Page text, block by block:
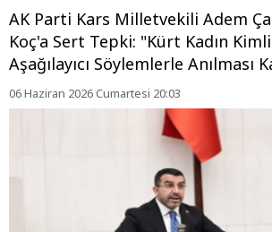
AK Parti Kars Milletvekili Adem
Koç'a Sert Tepki: "Kürt Kadın
Aşağılayıcı Söylemlerle Anılması
06 Haziran 2026 Cumartesi 20:03